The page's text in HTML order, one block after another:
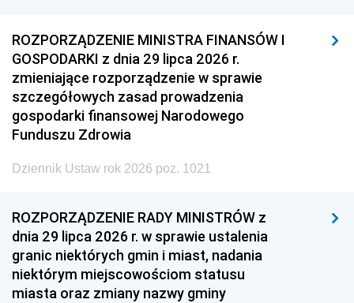
ROZPORZĄDZENIE MINISTRA FINANSÓW I
GOSPODARKI z dnia 29 lipca 2026 r.
zmieniające rozporządzenie w sprawie
szczegółowych zasad prowadzenia
gospodarki finansowej Narodowego
Funduszu Zdrowia
Dziennik Ustaw rok 2026 poz. 1021
ROZPORZĄDZENIE RADY MINISTRÓW z
dnia 29 lipca 2026 r. w sprawie ustalenia
granic niektórych gmin i miast, nadania
niektórym miejscowościom statusu
miasta oraz zmiany nazwy gminy